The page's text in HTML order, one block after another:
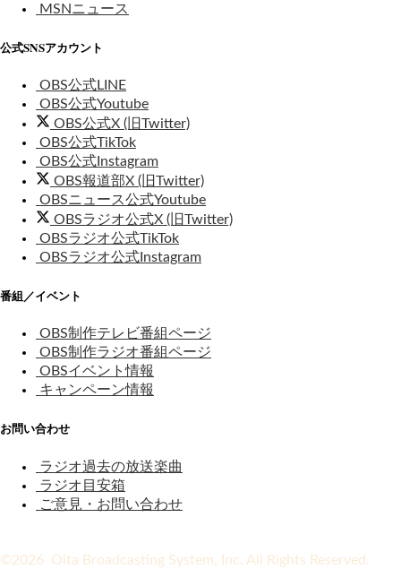
MSNニュース
公式SNSアカウント
OBS公式LINE
OBS公式Youtube
OBS公式X (旧Twitter)
OBS公式TikTok
OBS公式Instagram
OBS報道部X (旧Twitter)
OBSニュース公式Youtube
OBSラジオ公式X (旧Twitter)
OBSラジオ公式TikTok
OBSラジオ公式Instagram
番組／イベント
OBS制作テレビ番組ページ
OBS制作ラジオ番組ページ
OBSイベント情報
キャンペーン情報
お問い合わせ
ラジオ過去の放送楽曲
ラジオ目安箱
ご意見・お問い合わせ
©2026 Oita Broadcasting System, Inc. All Rights Reserved.